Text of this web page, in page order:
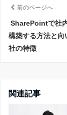
前のページへ
SharePointで社
構築する方法と向
社の特徴
関連記事